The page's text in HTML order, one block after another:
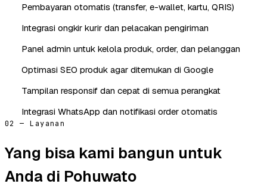
Pembayaran otomatis (transfer, e-wallet, kartu, QRIS)
Integrasi ongkir kurir dan pelacakan pengiriman
Panel admin untuk kelola produk, order, dan pelanggan
Optimasi SEO produk agar ditemukan di Google
Tampilan responsif dan cepat di semua perangkat
Integrasi WhatsApp dan notifikasi order otomatis
02 — Layanan
Yang bisa kami bangun untuk
Anda di Pohuwato